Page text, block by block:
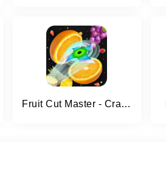
Fruit Cut Master - Crazy Slash